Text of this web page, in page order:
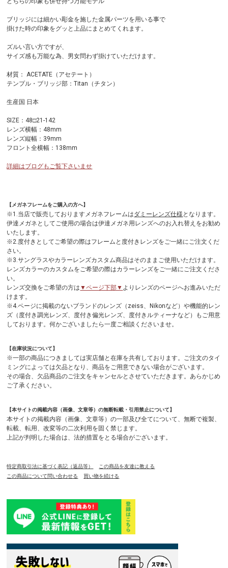
ブリッジには細かい彫金を施した金属パーツを用いる事で
掛けた時の印象をグッと上品にまとめてくれます。
ズルい言い方ですが、
サイズ感も万能な為、男女問わず掛けていただけます。
材質： ACETATE（アセテート）
テンプル・ブリッジ部：Titan（チタン）
生産国 日本
SIZE：48□21-142
レンズ横幅：48mm
レンズ縦幅：39mm
フロント全横幅：138mm
詳細はブログもご覧下さいませ
【メガネフレームをご購入の方へ】
※1.当店で販売しておりますメガネフレームはダミーレンズ仕様 となります。
伊達メガネとしてご使用の場合は伊達メガネ用レンズへのお入れ替えをお勧め
いたします。
※2.度付きとしてご希望の際はフレームと度付きレンズをご一緒にご注文くだ
さい。
※3.サングラスやカラーレンズカスタム商品はそのままご使用いただけます。
レンズカラーのカスタムをご希望の際はカラーレンズをご一緒にご注文くださ
い。
レンズ交換をご希望の方は ▼ページ下部▼ よりレンズのページへお進みいただ
けます。
※4.ページに掲載のないブランドのレンズ（zeiss、Nikonなど）や機能的レン
ズ（度付き調光レンズ、度付き偏光レンズ、度付きルティーナなど）もご用意
しております。何かございましたら一度ご相談くださいませ。
【在庫状況について】
※一部の商品につきましては実店舗と在庫を共有しております。ご注文のタイ
ミングによっては欠品となり、商品をご用意できない場合がございます。
その場合、欠品商品のご注文をキャンセルとさせていただきます。あらかじめ
ご了承ください。
【本サイトの掲載内容（画像、文章等）の無断転載・引用禁止について】
本サイトの掲載内容（画像、文章等）の一部及び全てについて、無断で複製、
転載、転用、改変等の二次利用を固く禁じます。
上記が判明した場合は、法的措置をとる場合がございます。
特定商取引法に基づく表記（返品等）
この商品を友達に教える
この商品について問い合わせる
買い物を続ける